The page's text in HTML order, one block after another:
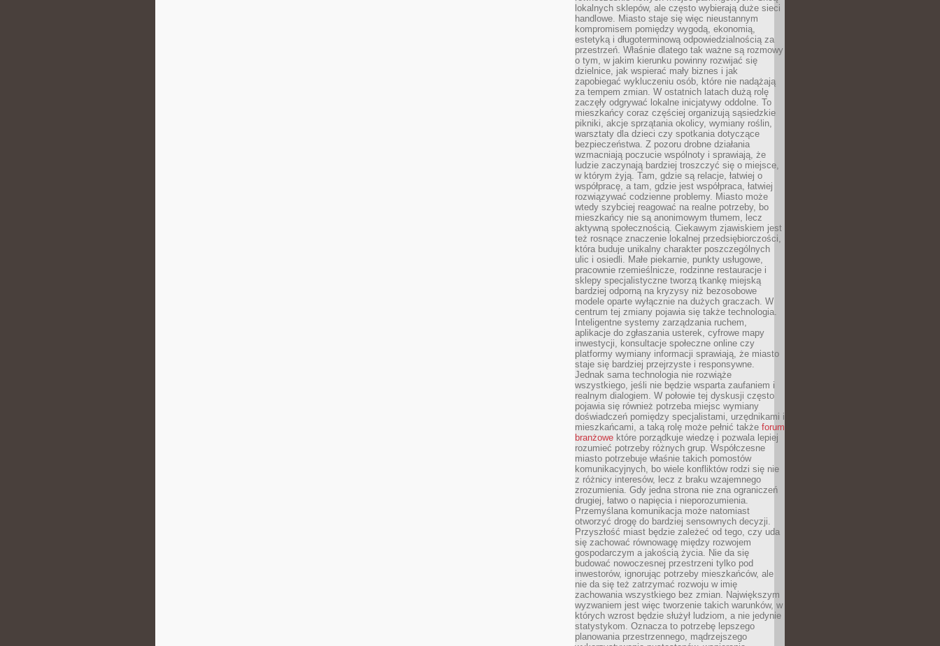
lokalnych sklepów, ale często wybierają duże sieci
handlowe. Miasto staje się więc nieustannym
kompromisem pomiędzy wygodą, ekonomią,
estetyką i długoterminową odpowiedzialnością za
przestrzeń. Właśnie dlatego tak ważne są rozmowy
o tym, w jakim kierunku powinny rozwijać się
dzielnice, jak wspierać mały biznes i jak
zapobiegać wykluczeniu osób, które nie nadążają
za tempem zmian. W ostatnich latach dużą rolę
zaczęły odgrywać lokalne inicjatywy oddolne. To
mieszkańcy coraz częściej organizują sąsiedzkie
pikniki, akcje sprzątania okolicy, wymiany roślin,
warsztaty dla dzieci czy spotkania dotyczące
bezpieczeństwa. Z pozoru drobne działania
wzmacniają poczucie wspólnoty i sprawiają, że
ludzie zaczynają bardziej troszczyć się o miejsce,
w którym żyją. Tam, gdzie są relacje, łatwiej o
współpracę, a tam, gdzie jest współpraca, łatwiej
rozwiązywać codzienne problemy. Miasto może
wtedy szybciej reagować na realne potrzeby, bo
mieszkańcy nie są anonimowym tłumem, lecz
aktywną społecznością. Ciekawym zjawiskiem jest
też rosnące znaczenie lokalnej przedsiębiorczości,
która buduje unikalny charakter poszczególnych
ulic i osiedli. Małe piekarnie, punkty usługowe,
pracownie rzemieślnicze, rodzinne restauracje i
sklepy specjalistyczne tworzą tkankę miejską
bardziej odporną na kryzysy niż bezosobowe
modele oparte wyłącznie na dużych graczach. W
centrum tej zmiany pojawia się także technologia.
Inteligentne systemy zarządzania ruchem,
aplikacje do zgłaszania usterek, cyfrowe mapy
inwestycji, konsultacje społeczne online czy
platformy wymiany informacji sprawiają, że miasto
staje się bardziej przejrzyste i responsywne.
Jednak sama technologia nie rozwiąże
wszystkiego, jeśli nie będzie wsparta zaufaniem i
realnym dialogiem. W połowie tej dyskusji często
pojawia się również potrzeba miejsc wymiany
doświadczeń pomiędzy specjalistami, urzędnikami i
mieszkańcami, a taką rolę może pełnić także forum
branżowe które porządkuje wiedzę i pozwala lepiej
rozumieć potrzeby różnych grup. Współczesne
miasto potrzebuje właśnie takich pomostów
komunikacyjnych, bo wiele konfliktów rodzi się nie
z różnicy interesów, lecz z braku wzajemnego
zrozumienia. Gdy jedna strona nie zna ograniczeń
drugiej, łatwo o napięcia i nieporozumienia.
Przemyślana komunikacja może natomiast
otworzyć drogę do bardziej sensownych decyzji.
Przyszłość miast będzie zależeć od tego, czy uda
się zachować równowagę między rozwojem
gospodarczym a jakością życia. Nie da się
budować nowoczesnej przestrzeni tylko pod
inwestorów, ignorując potrzeby mieszkańców, ale
nie da się też zatrzymać rozwoju w imię
zachowania wszystkiego bez zmian. Największym
wyzwaniem jest więc tworzenie takich warunków, w
których wzrost będzie służył ludziom, a nie jedynie
statystykom. Oznacza to potrzebę lepszego
planowania przestrzennego, mądrzejszego